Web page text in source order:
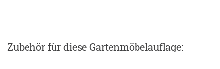
Zubehörfür diese Gartenmöbelauflage: